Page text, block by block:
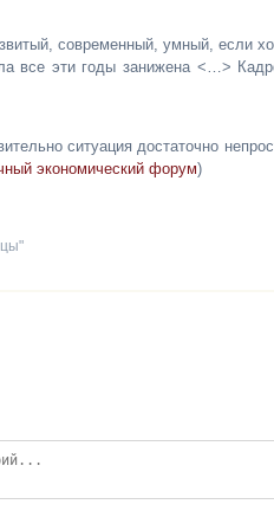
современный, умный, если
все эти годы занижена <…>
ситуация достаточно
экономический форум)